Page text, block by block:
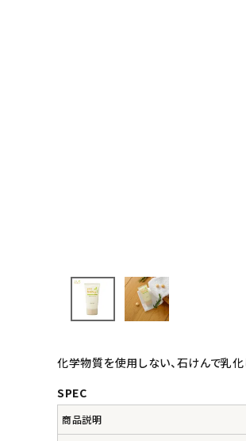
キッズ・ベビー・マタニティ
キッチン用品
化学物質を使用しない、石けんで乳化
SPEC
商品説明